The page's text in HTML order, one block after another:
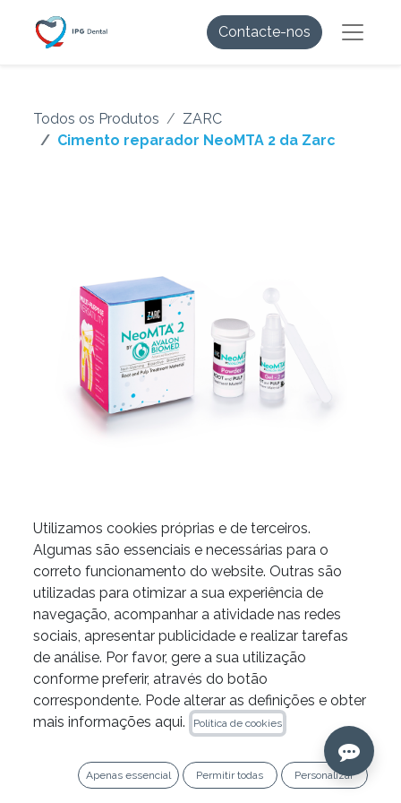
Contacte-nos
Todos os Produtos
ZARC
Cimento reparador NeoMTA 2 da Zarc
Cimento reparador
NeoMTA 2 da Zarc
WEIGHT
Utilizamos cookies próprias e de terceiros.
Algumas são essenciais e necessárias para o
correto funcionamento do website. Outras são
utilizadas para otimizar a sua experiência de
navegação, acompanhar a atividade nas redes
sociais, apresentar publicidade e realizar tarefas
de análise. Por favor, gere a sua utilização
conforme preferir, através do botão
correspondente. Pode alterar as definições e obter
mais informações aqui.
Política de cookies
Apenas essencial Permitir todas Personalizar